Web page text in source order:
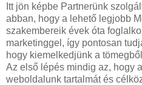
Itt jön képbe Partnerünk
abban, hogy a lehető legjobb
szakembereik évek óta
marketinggel, így pontosan
hogy kiemelkedjünk a
Az első lépés mindig az, hogy
weboldalunk tartalmát és